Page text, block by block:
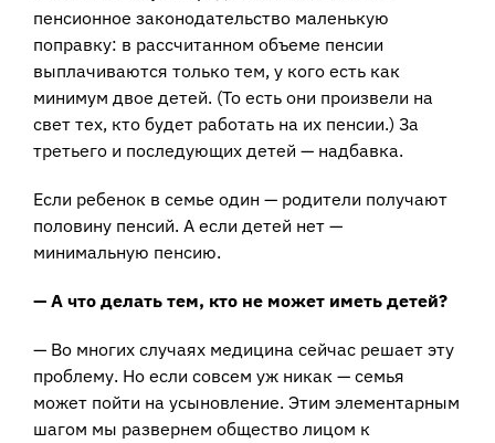
пенсионное законодательство маленькую
поправку: в рассчитанном объеме пенсии
выплачиваются только тем, у кого есть как
минимум двое детей. (То есть они произвели на
свет тех, кто будет работать на их пенсии.) За
третьего и последующих детей — надбавка.
Если ребенок в семье один — родители получают
половину пенсий. А если детей нет —
минимальную пенсию.
— А что делать тем, кто не может иметь детей?
— Во многих случаях медицина сейчас решает эту
проблему. Но если совсем уж никак — семья
может пойти на усыновление. Этим элементарным
шагом мы развернем общество лицом к